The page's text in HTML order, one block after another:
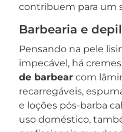
contribuem para um
Barbearia e
Pensando na pele
impecável, há
de barbear com
recarregáveis,
e loções pós-barba
uso doméstico,